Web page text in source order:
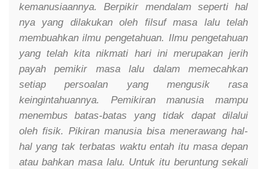
kemanusiaannya. Berpikir mendalam seperti hal
nya yang dilakukan oleh filsuf masa lalu telah
membuahkan ilmu pengetahuan. Ilmu pengetahuan
yang telah kita nikmati hari ini merupakan jerih
payah pemikir masa lalu dalam memecahkan
setiap persoalan yang mengusik rasa
keingintahuannya. Pemikiran manusia mampu
menembus batas-batas yang tidak dapat dilalui
oleh fisik. Pikiran manusia bisa menerawang hal-
hal yang tak terbatas waktu entah itu masa depan
atau bahkan masa lalu. Untuk itu beruntung sekali